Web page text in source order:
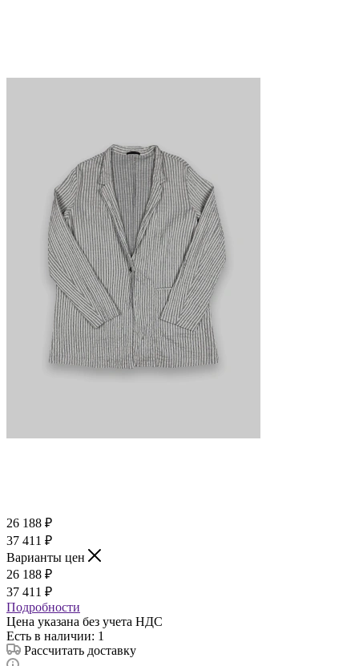
26 188 ₽
37 411 ₽
Варианты цен
26 188 ₽
37 411 ₽
Подробности
Цена указана без учета НДС
Есть в наличии: 1
Рассчитать доставку